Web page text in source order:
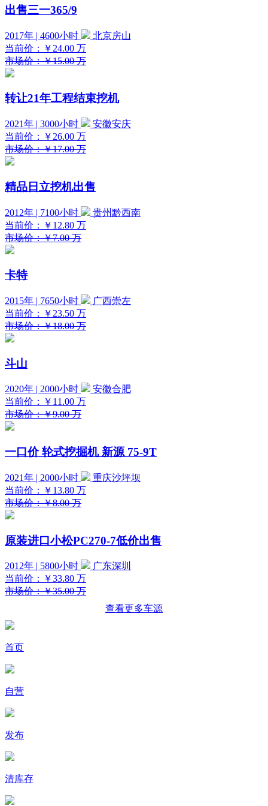
出售三一365/9
2017年 | 4600小时
北京房山
当前价：
￥24.00 万
市场价：￥15.00 万
转让21年工程结束挖机
2021年 | 3000小时
安徽安庆
当前价：
￥26.00 万
市场价：￥17.00 万
精品日立挖机出售
2012年 | 7100小时
贵州黔西南
当前价：
￥12.80 万
市场价：￥7.00 万
卡特
2015年 | 7650小时
广西崇左
当前价：
￥23.50 万
市场价：￥18.00 万
斗山
2020年 | 2000小时
安徽合肥
当前价：
￥11.00 万
市场价：￥9.00 万
一口价 轮式挖掘机 新源 75-9T
2021年 | 2000小时
重庆沙坪坝
当前价：
￥13.80 万
市场价：￥8.00 万
原装进口小松PC270-7低价出售
2012年 | 5800小时
广东深圳
当前价：
￥33.80 万
市场价：￥35.00 万
查看更多车源
首页
自营
发布
清库存